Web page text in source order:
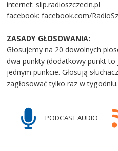
internet: slip.radioszczecin.pl
facebook: facebook.com/
ZASADY GŁOSOWANIA:
Głosujemy na 20 dowolnych
dwa punkty (dodatkowy punkt
jednym punkcie. Głosują
zagłosować tylko raz w tygodniu.
PODCAST AUDIO